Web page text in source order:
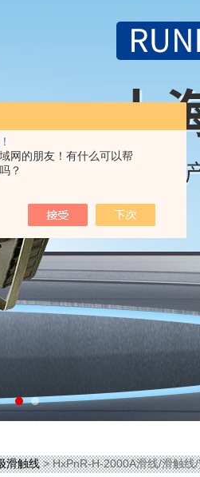
网的朋友！有什么可以帮
？
滑触线> HxPnR-H-2000A滑线/滑触线